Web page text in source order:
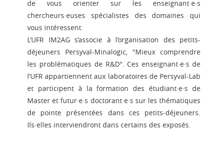
de vous orienter sur les enseignant·e·s
chercheurs·euses spécialistes des domaines qui
vous intéressent.
L’UFR IM2AG s’associe à l’organisation des petits-
déjeuners Persyval-Minalogic, "Mieux comprendre
les problématiques de R&D". Ces enseignant·e·s de
l’UFR appartiennent aux laboratoires de Persyval-Lab
et participent à la formation des étudiant·e·s de
Master et futur·e·s doctorant·e·s sur les thématiques
de pointe présentées dans ces petits-déjeuners.
Ils·elles interviendront dans certains des exposés.